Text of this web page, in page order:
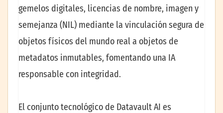
gemelos digitales, licencias de nombre, imagen y
semejanza (NIL) mediante la vinculación segura de
objetos físicos del mundo real a objetos de
metadatos inmutables, fomentando una IA
responsable con integridad.
El conjunto tecnológico de Datavault AI es